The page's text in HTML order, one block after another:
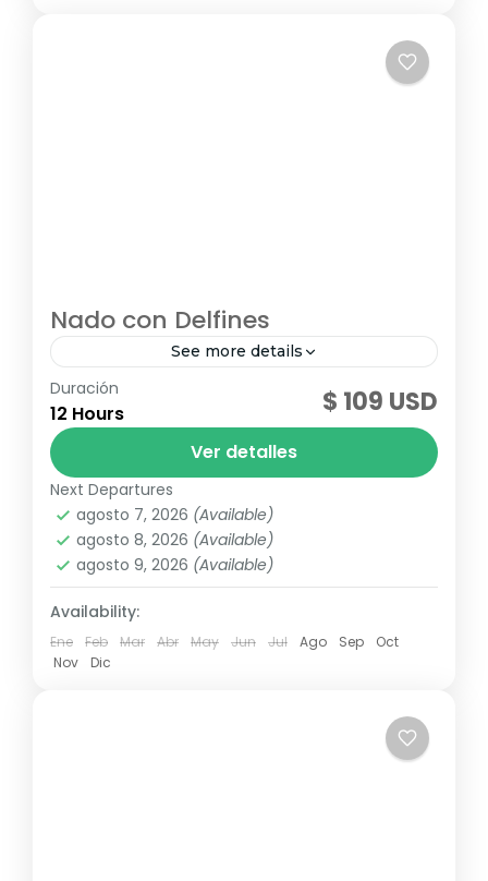
Nado con Delfines
See more details
¡Vive las mejores experiencias acuáticas en
Ocean Adventures y conoce cada una de
las actividades que podrás elegir en tus
próximas vacaciones en Punta Cana....
Punta Cana,
Duración
12 Hours $ 109 USD
Ver detalles
Next Departures
agosto 7, 2026 (Available)
agosto 8, 2026 (Available)
agosto 9, 2026 (Available)
Availability:
Ene Feb Mar Abr May Jun Jul Ago Sep
Oct
Nov
Dic